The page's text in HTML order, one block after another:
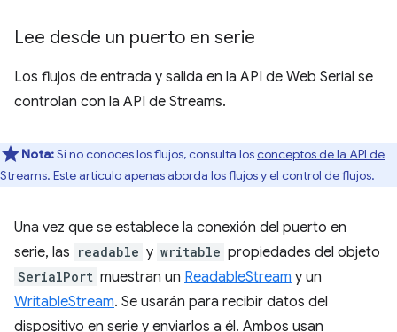
Lee desde un puerto en serie
Los flujos de entrada y salida en la API de Web Serial se
controlan con la API de Streams.
Nota:Si no conoces los flujos, consulta losconceptos de la API de
Streams. Este artículo apenas aborda los flujos y el control de flujos.
Una vez que se establece la conexión del puerto en
serie, las readable y writable propiedades del objeto
SerialPort muestran un ReadableStream y un
WritableStream. Se usarán para recibir datos del
dispositivo en serie y enviarlos a él. Ambos usan